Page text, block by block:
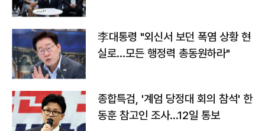
李대통령 "외신서 보던 폭염 상황 현
실로…모든 행정력 총동원하라"
종합특검, '계엄 당정대 회의 참석' 한
동훈 참고인 조사...12일 통보